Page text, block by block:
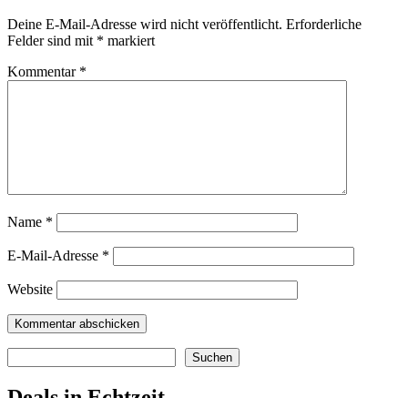
Deine E-Mail-Adresse wird nicht veröffentlicht. Erforderliche
Felder sind mit * markiert
Kommentar *
Name *
E-Mail-Adresse *
Website
Suchen